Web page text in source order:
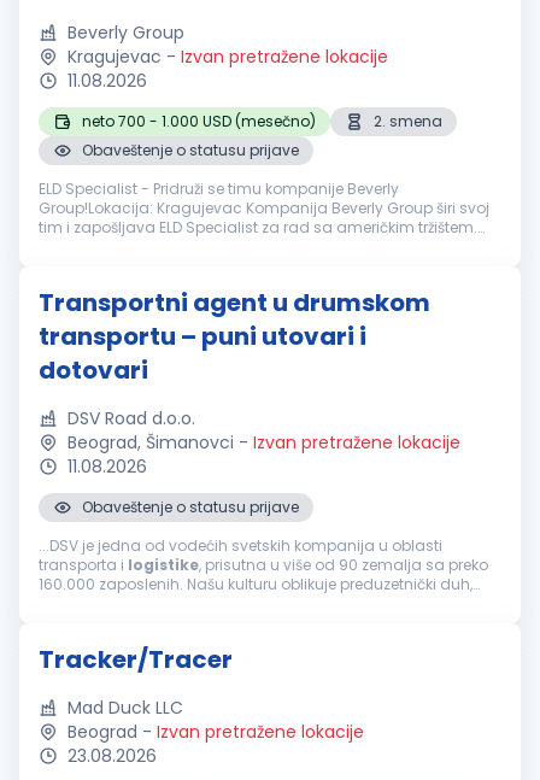
Beverly Group
Kragujevac - Izvan pretražene lokacije
11.08.2026
neto 700 - 1.000 USD (mesečno)
2. smena
Obaveštenje o statusu prijave
ELD Specialist - Pridruži se timu kompanije Beverly
Group!Lokacija: Kragujevac Kompanija Beverly Group širi svoj
tim i zapošljava ELD Specialist za rad sa američkim tržištem.
Transportni agent u drumskom
transportu – puni utovari i
dotovari
DSV Road d.o.o.
Beograd, Šimanovci - Izvan pretražene lokacije
11.08.2026
Obaveštenje o statusu prijave
...DSV je jedna od vodećih svetskih kompanija u oblasti
transporta i logistike, prisutna u više od 90 zemalja sa preko
160.000 zaposlenih. Našu kulturu oblikuje preduzetnički duh,
Tracker/Tracer
Mad Duck LLC
Beograd - Izvan pretražene lokacije
23.08.2026